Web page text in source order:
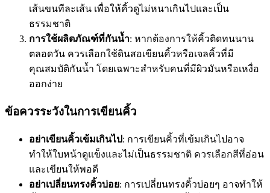
เส้นขนทีละเส้น เพื่อให้คิ้วดูไม่หนาเกินไปและเป็น
ธรรมชาติ
การใช้ผลิตภัณฑ์ที่กันน้ำ: หากต้องการให้คิ้วติดทนนาน
ตลอดวัน ควรเลือกใช้ดินสอเขียนคิ้วหรือเจลคิ้วที่มี
คุณสมบัติกันน้ำ โดยเฉพาะสำหรับคนที่มีผิวมันหรือเหงื่อ
ออกง่าย
ข้อควรระวังในการเขียนคิ้ว
อย่าเขียนคิ้วเข้มเกินไป: การเขียนคิ้วที่เข้มเกินไปอาจ
ทำให้ใบหน้าดูแข็งและไม่เป็นธรรมชาติ ควรเลือกสีที่อ่อน
และเขียนให้พอดี
อย่าเปลี่ยนทรงคิ้วบ่อย: การเปลี่ยนทรงคิ้วบ่อยๆ อาจทำให้